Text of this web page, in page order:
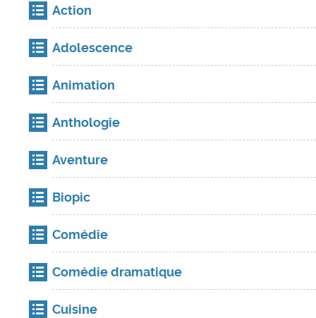
Action
Adolescence
Animation
Anthologie
Aventure
Biopic
Comédie
Comédie dramatique
Cuisine